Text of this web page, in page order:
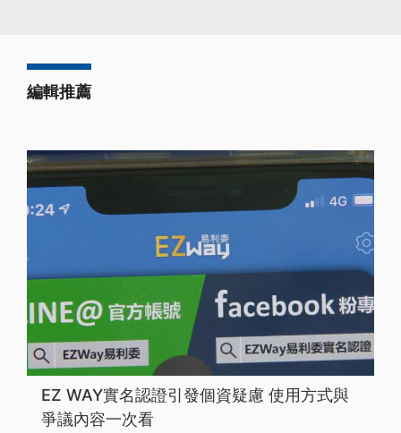
編輯推薦
EZ WAY實名認證引發個資疑慮 使用方式與
爭議內容一次看